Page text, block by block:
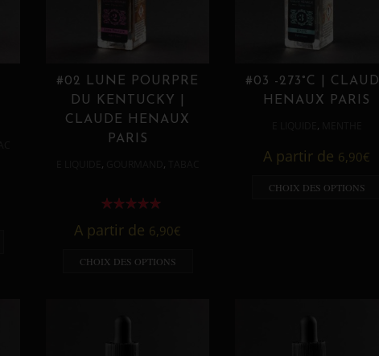
#02 LUNE POURPRE
DU KENTUCKY |
CLAUDE HENAUX
PARIS
, ,
A partir de 6,90€
CHOIX DES OPTIONS
#03 -273°C |
HENAUX PARIS
,
A partir de 6,90€
CHOIX DES OPTIONS